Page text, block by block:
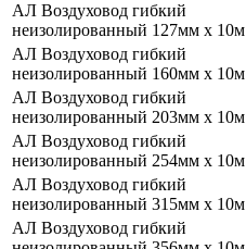
АЛ Воздуховод гибкий
неизолированный 127мм х 10м
АЛ Воздуховод гибкий
неизолированный 160мм х 10м
АЛ Воздуховод гибкий
неизолированный 203мм х 10м
АЛ Воздуховод гибкий
неизолированный 254мм х 10м
АЛ Воздуховод гибкий
неизолированный 315мм х 10м
АЛ Воздуховод гибкий